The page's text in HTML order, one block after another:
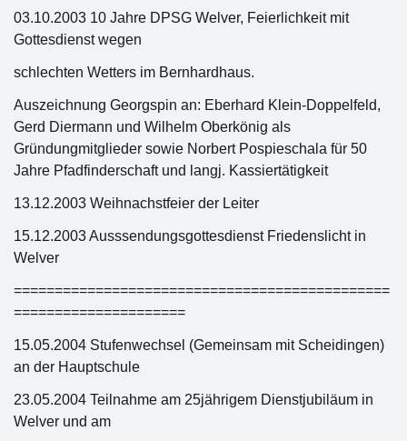
03.10.2003 10 Jahre DPSG Welver, Feierlichkeit mit
Gottesdienst wegen
schlechten Wetters im Bernhardhaus.
Auszeichnung Georgspin an: Eberhard Klein-Doppelfeld,
Gerd Diermann und Wilhelm Oberkönig als
Gründungmitglieder sowie Norbert Pospieschala für 50
Jahre Pfadfinderschaft und langj. Kassiertätigkeit
13.12.2003 Weihnachstfeier der Leiter
15.12.2003 Ausssendungsgottesdienst Friedenslicht in
Welver
==============================================
=====================
15.05.2004 Stufenwechsel (Gemeinsam mit Scheidingen)
an der Hauptschule
23.05.2004 Teilnahme am 25jährigem Dienstjubiläum in
Welver und am